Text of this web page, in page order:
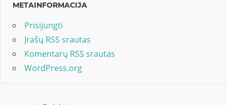
METAINFORMACIJA
Prisijungti
Įrašų RSS srautas
Komentarų RSS srautas
WordPress.org